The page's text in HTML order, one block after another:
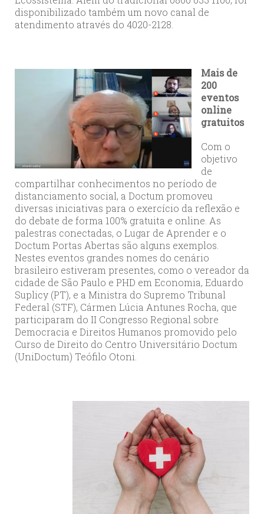
disponibilizado também um novo canal de
atendimento através do 4020-2128.
Mais de
200
eventos
online
gratuitos
Com o
objetivo
de
compartilhar conhecimentos no período de
distanciamento social, a Doctum promoveu
diversas iniciativas para o exercício da reflexão e
do debate de forma 100% gratuita e online. As
palestras conectadas, o Lugar de Aprender e o
Doctum Portas Abertas são alguns exemplos.
Nestes eventos grandes nomes do cenário
brasileiro estiveram presentes, como o vereador da
cidade de São Paulo e PHD em Economia, Eduardo
Suplicy (PT), e a Ministra do Supremo Tribunal
Federal (STF), Cármen Lúcia Antunes Rocha, que
participaram do II Congresso Regional sobre
Democracia e Direitos Humanos promovido pelo
Curso de Direito do Centro Universitário Doctum
(UniDoctum) Teófilo Otoni.